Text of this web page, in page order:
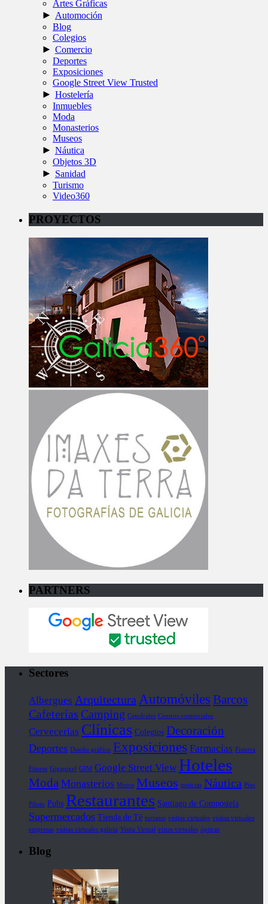
Artes Gráficas
► Automoción
Blog
Colegios
► Comercio
Deportes
Exposiciones
Google Street View Trusted
► Hostelería
Inmuebles
Moda
Monasterios
Museos
► Náutica
Objetos 3D
► Sanidad
Turismo
Video360
PROYECTOS
PARTNERS
Sectores
Albergues Arquitectura Automóviles Barcos
Cafeterías Camping Catedrales Centros comerciales
Cervecerías Clínicas Colegios Decoración
Deportes Diseño gráfico Exposiciones Farmacias Fisterra
Fitness Gigapixel GIM Google Street View Hoteles
Moda Monasterios Motos Museos noticias Náutica Piso
Piloto Pubs Restaurantes Santiago de Compostela
Supermercados Tienda de Té turismo visitas virtuales visitas virtuales
empresas visitas virtuales galicia Visita Virtual vistas virtuales ópticas
Blog